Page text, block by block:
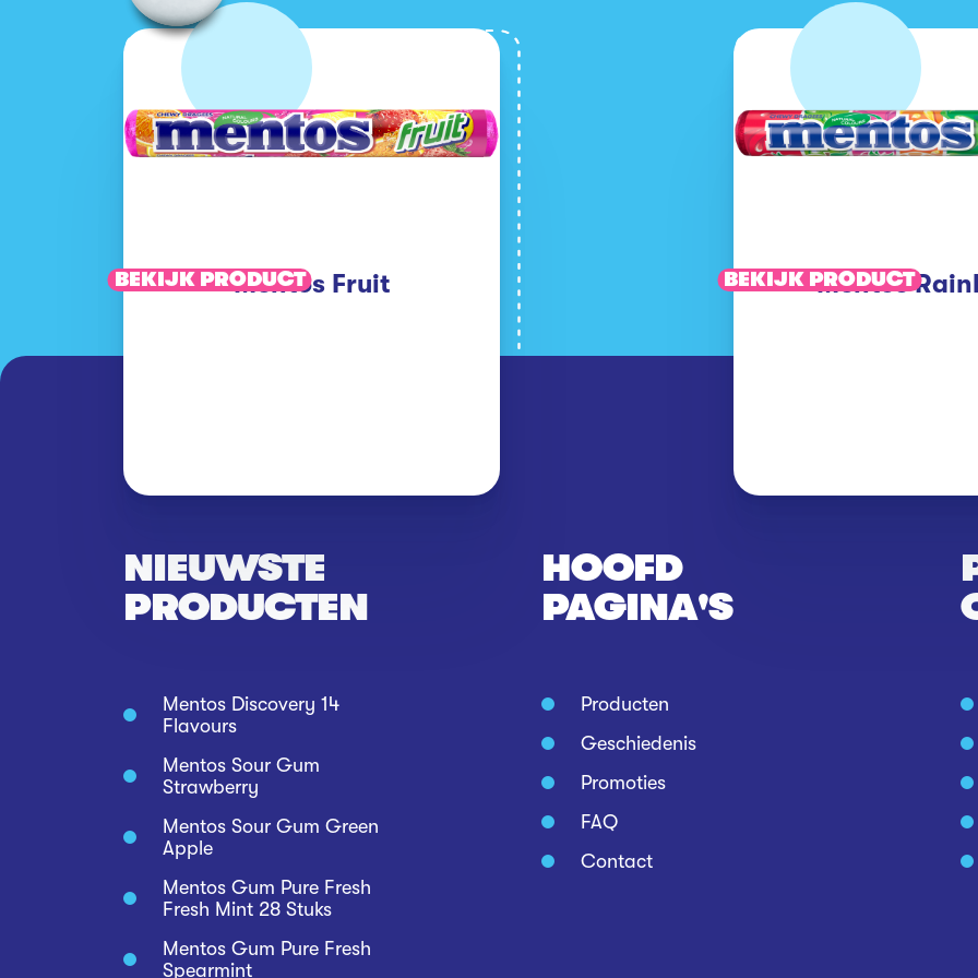
Mentos Fruit
BEKIJK PRODUCT Mentos
BEKIJK PRODUCT
NIEUWSTE
PRODUCTEN
Mentos Discovery 14
Flavours
Mentos Sour Gum
Strawberry
Mentos Sour Gum Green
Apple
Mentos Gum Pure Fresh
Fresh Mint 28 Stuks
Mentos Gum Pure Fresh
Spearmint
HOOFD
PAGINA'S
Producten
Geschiedenis
Promoties
FAQ
Contact